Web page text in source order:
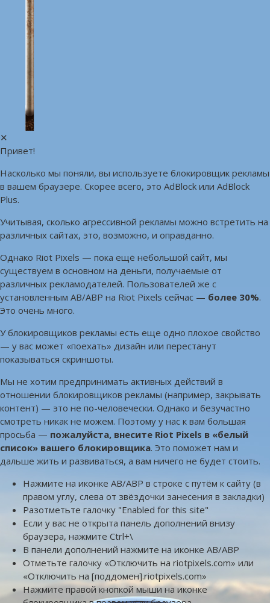
✕
Привет!
Насколько мы поняли, вы используете блокировщик рекламы
в вашем браузере. Скорее всего, это AdBlock или AdBlock
Plus.
Учитывая, сколько агрессивной рекламы можно встретить на
различных сайтах, это, возможно, и оправданно.
Однако Riot Pixels — пока ещё небольшой сайт, мы
существуем в основном на деньги, получаемые от
различных рекламодателей. Пользователей же с
установленным AB/ABP на Riot Pixels сейчас — более 30%.
Это очень много.
У блокировщиков рекламы есть еще одно плохое свойство
— у вас может «поехать» дизайн или перестанут
показываться скриншоты.
Мы не хотим предпринимать активных действий в
отношении блокировщиков рекламы (например, закрывать
контент) — это не по-человечески. Однако и безучастно
смотреть никак не можем. Поэтому у нас к вам большая
просьба — пожалуйста, внесите Riot Pixels в «белый
список» вашего блокировщика. Это поможет нам и
дальше жить и развиваться, а вам ничего не будет стоить.
Нажмите на иконке AB/ABP в строке с путём к сайту (в
правом углу, слева от звёздочки занесения в закладки)
Разотметьте галочку "Enabled for this site"
Если у вас не открыта панель дополнений внизу
браузера, нажмите Ctrl+\
В панели дополнений нажмите на иконке AB/ABP
Отметьте галочку «Отключить на riotpixels.com» или
«Отключить на [поддомен].riotpixels.com»
Нажмите правой кнопкой мыши на иконке